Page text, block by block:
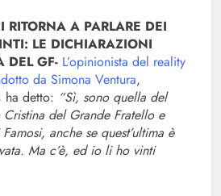
RITORNA A PARLARE DEI
LE DICHIARAZIONI
DEL GF- L’opinionista del reality
da Simona Ventura,
ha detto: “Sì, sono quella del
del Grande Fratello e
anche se quest’ultima è
Ma c’è, ed io li ho vinti